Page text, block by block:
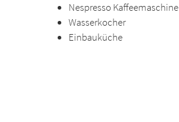
Nespresso Kaffeemaschine
Wasserkocher
Einbauküche